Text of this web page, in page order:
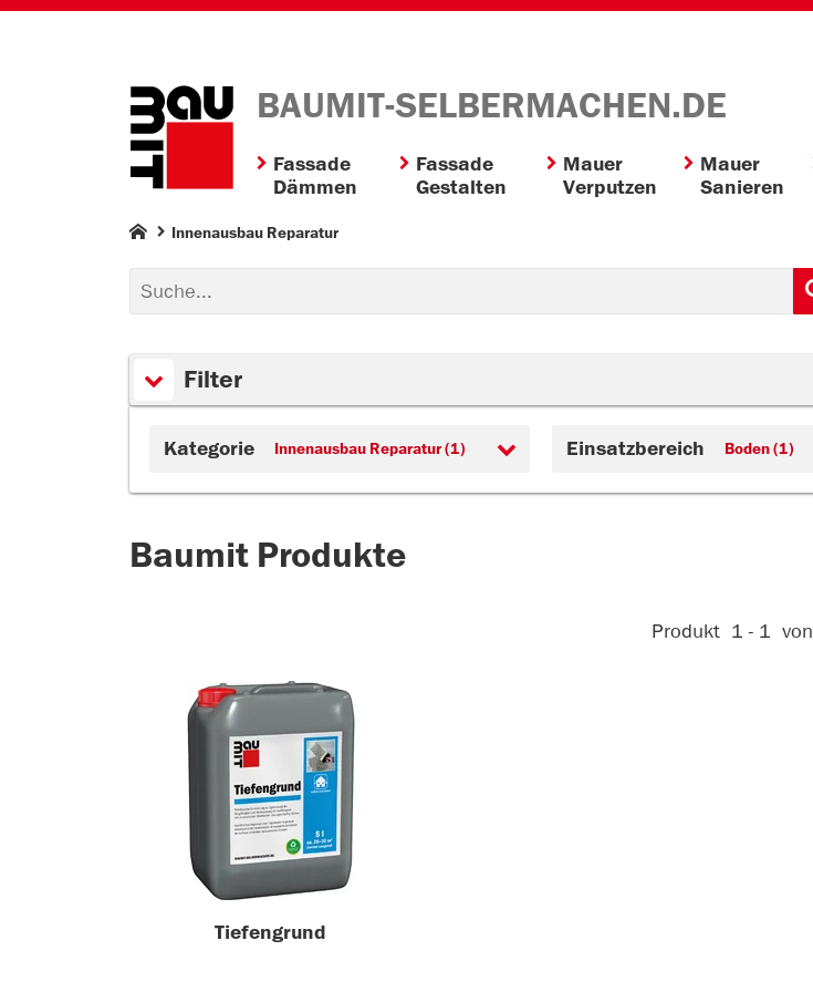
BAUMIT-SELBERMACHEN.DE
Fassade
Dämmen
Fassade
Gestalten
Mauer
Verputzen
Mauer
Sanieren
Innenausbau Reparatur
Filter
Kategorie Innenausbau Reparatur (1) Einsatzbereich Boden (1)
Baumit Produkte
Aktive Filter:
Produkt 1 - 1 von
Tiefengrund